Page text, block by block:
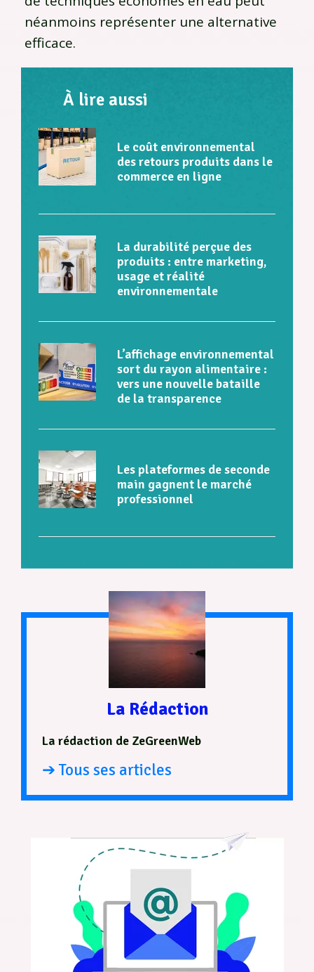
néanmoins représenter une alternative
efficace.
À lire aussi
Le coût environnemental
des retours produits dans le
commerce en ligne
La durabilité perçue des
produits : entre marketing,
usage et réalité
environnementale
L’affichage environnemental
sort du rayon alimentaire :
vers une nouvelle bataille
de la transparence
Les plateformes de seconde
main gagnent le marché
professionnel
La Rédaction
La rédaction de ZeGreenWeb
➔ Tous ses articles